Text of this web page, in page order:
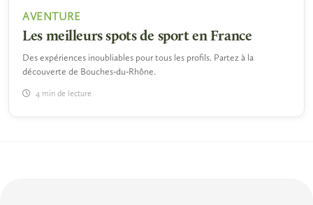
AVENTURE
Les meilleurs spots de sport en France
Des expériences inoubliables pour tous les profils. Partez à la
découverte de Bouches-du-Rhône.
4 min de lecture